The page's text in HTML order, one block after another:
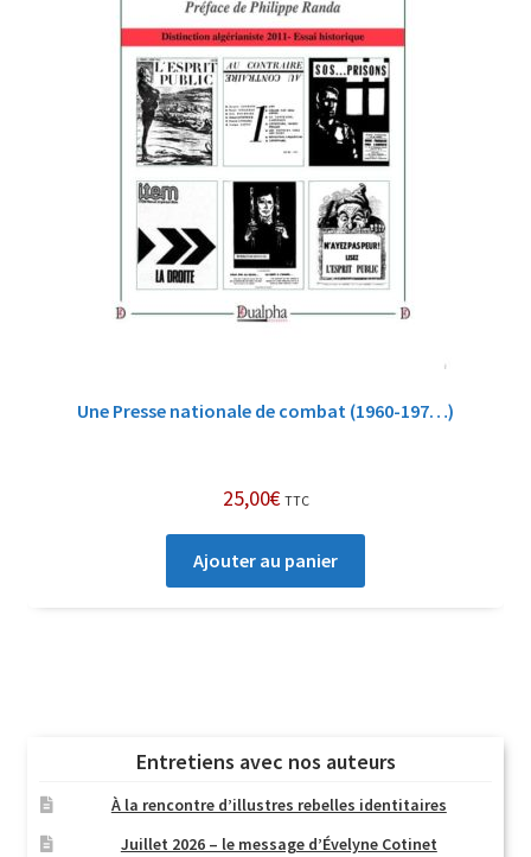
Une Presse nationale de combat (1960-197…)
25,00€ TTC
Ajouter au panier
Entretiens avec nos auteurs
À la rencontre d’illustres rebelles identitaires
Juillet 2026 – le message d’Évelyne Cotinet